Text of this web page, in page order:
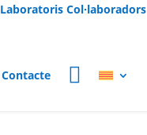
Laboratoris Col·laboradors
Contacte